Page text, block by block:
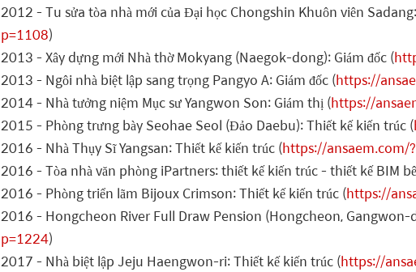
2012 - Tu sửa tòa nhà mới của Đại học Chongshin Khuôn viên
p=1108)
2013 - Xây dựng mới Nhà thờ Mokyang (Naegok-dong): Giám đốc (
2013 - Ngôi nhà biệt lập sang trọng Pangyo A: Giám đốc (https://
2014 - Nhà tưởng niệm Mục sư Yangwon Son: Giám thị (https://
2015 - Phòng trưng bày Seohae Seol (Đảo Daebu): Thiết kế kiến trúc (
2016 - Nhà Thụy Sĩ Yangsan: Thiết kế kiến trúc (https://ansaem.com/
2016 - Tòa nhà văn phòng iPartners: thiết kế kiến trúc - thiết kế BIM
2016 - Phòng triển lãm Bijoux Crimson: Thiết kế kiến trúc (https://
2016 - Hongcheon River Full Draw Pension (Hongcheon, Gangwon-
p=1224)
2017 - Nhà biệt lập Jeju Haengwon-ri: Thiết kế kiến trúc (https://